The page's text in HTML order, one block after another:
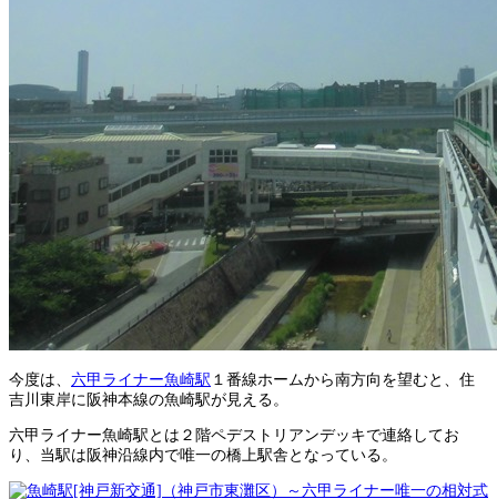
今度は、 六甲ライナー魚崎駅 １番線ホームから南方向を望むと、住
吉川東岸に阪神本線の魚崎駅が見える。
六甲ライナー魚崎駅とは２階ペデストリアンデッキで連絡してお
り、当駅は阪神沿線内で唯一の橋上駅舎となっている。